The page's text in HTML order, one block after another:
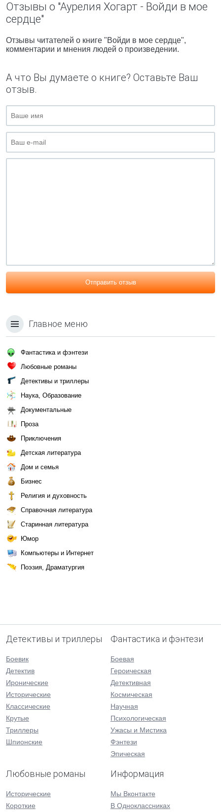
Отзывы о "Аурелия Хогарт - Войди в мое
сердце"
Отзывы читателей о книге "Войди в мое сердце",
комментарии и мнения людей о произведении.
А что Вы думаете о книге? Оставьте Ваш
отзыв.
Отправить отзыв
Главное меню
Фантастика и фэнтези
Любовные романы
Детективы и триллеры
Наука, Образование
Документальные
Проза
Приключения
Детская литература
Дом и семья
Бизнес
Религия и духовность
Справочная литература
Старинная литература
Юмор
Компьютеры и Интернет
Поэзия, Драматургия
Детективы и триллеры
Боевик
Детектив
Иронические
Исторические
Классические
Крутые
Триллеры
Шпионские
Фантастика и фэнтези
Боевая
Героическая
Детективная
Космическая
Научная
Психологическая
Ужасы и Мистика
Фэнтези
Эпическая
Любовные романы
Исторические
Короткие
Информация
Мы Вконтакте
В Одноклассниках